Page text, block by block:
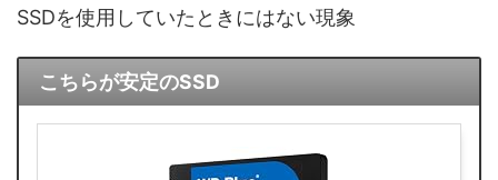
SSDを使用していたときにはない現象
こちらが安定のSSD